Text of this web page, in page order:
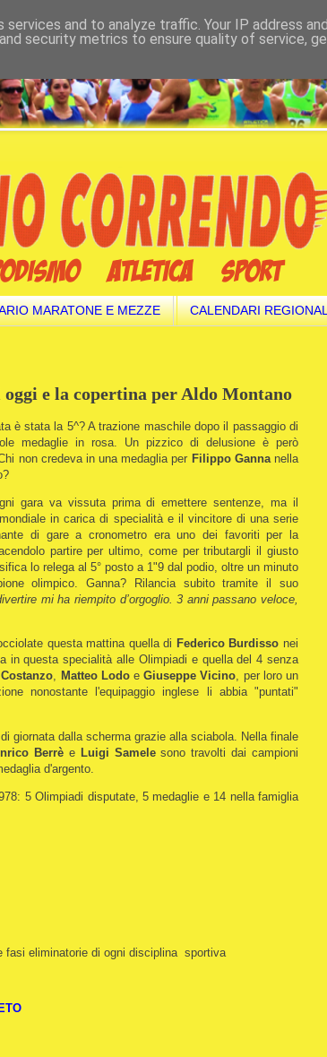
MARATONE E MEZZE CALENDARI
e la copertina per Aldo Montano
è stata la 5^? A trazione maschile dopo il passaggio di
medaglie in rosa. Un pizzico di delusione è però
non credeva in una medaglia per Filippo Gannanella
gara va vissuta prima di emettere sentenze, ma il
in carica di specialità e il vincitore di una serie
di gare a cronometro era uno dei favoriti per la
partire per ultimo, come per tributargli il giusto
lo relega al 5° posto a 1"9 dal podio, oltre un minuto
olimpico. Ganna? Rilancia subito tramite il suo
mi ha riempito d’orgoglio. 3 anni passano veloce,
questa mattina quella di Federico Burdisso nei
in questa specialità alle Olimpiadi e quella del 4 senza
, Matteo LodoeGiuseppe Vicino, per loro un
nonostante l'equipaggio inglese li abbia "puntati"
giornata dalla scherma grazie alla sciabola. Nella finale
Berrè eLuigi Samelesono travolti dai campioni
d'argento.
5 Olimpiadi disputate, 5 medaglie e 14 nella famiglia
eliminatorie di ogni disciplina sportiva
and to analyze traffic. Your IP address
security metrics to ensure quality of service,